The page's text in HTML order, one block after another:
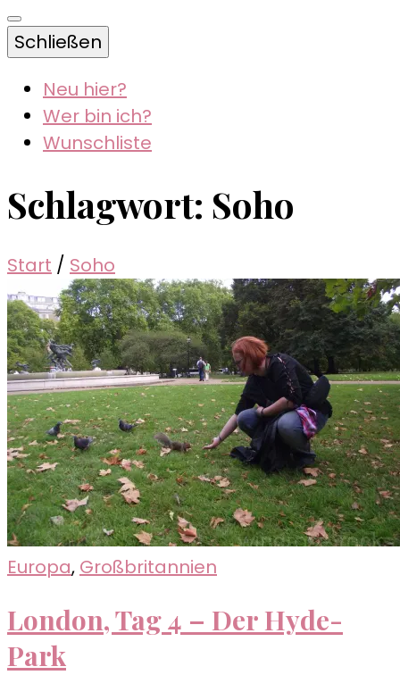
Schließen
Neu hier?
Wer bin ich?
Wunschliste
Schlagwort: Soho
Start / Soho
Europa, Großbritannien
London, Tag 4 – Der Hyde-
Park